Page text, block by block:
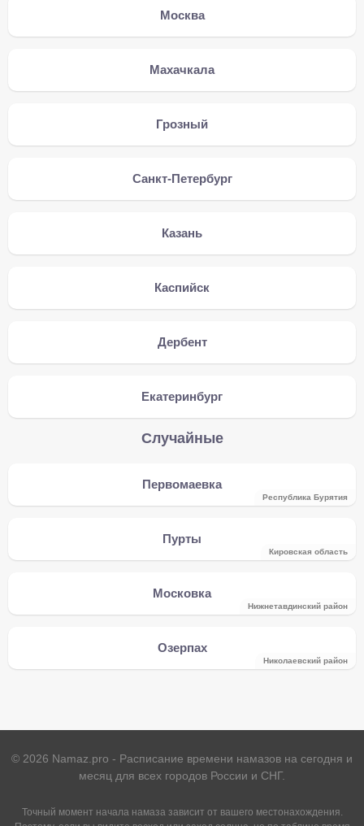
Москва
Махачкала
Грозный
Санкт-Петербург
Казань
Каспийск
Дербент
Екатеринбург
Случайные
Первомаевка
Республика Бурятия
Пурты
Кировская область
Московка
Нижнетавдинский район
Озерпах
Николаевский район
© 2026 Namaz.pro - Расписание времени намазов на сегодня и
месяц для всех городов России и СНГ.
Точный момент начала намаза зависит от вашего местонахождения.